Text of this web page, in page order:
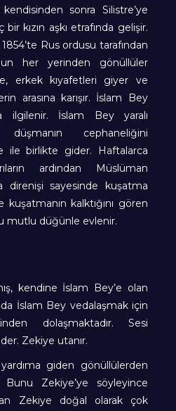
sonra Silistre’ye
kızın aşkı etrafında gelişir.
Rus ordusu tarafından
her yerinden gönüllüler
erkek kıyafetleri giyer ve
arasına karışır. İslam Bey
ilgilenir. İslam Bey yaralı
cephaneliğini
ile birlikte gider. Haftalarca
ardından Müslüman
direnişi sayesinde kuşatma
kuşatmanın kalktığını gören
mutlu düğünle evlenir.
kendine İslam Bey’e olan
İslam Bey vedalaşmak için
dolaşmaktadır. Sesi
Zekiye utanır.
giden gönüllülerden
Bunu Zekiye’ye söyleyince
Zekiye doğal olarak çok